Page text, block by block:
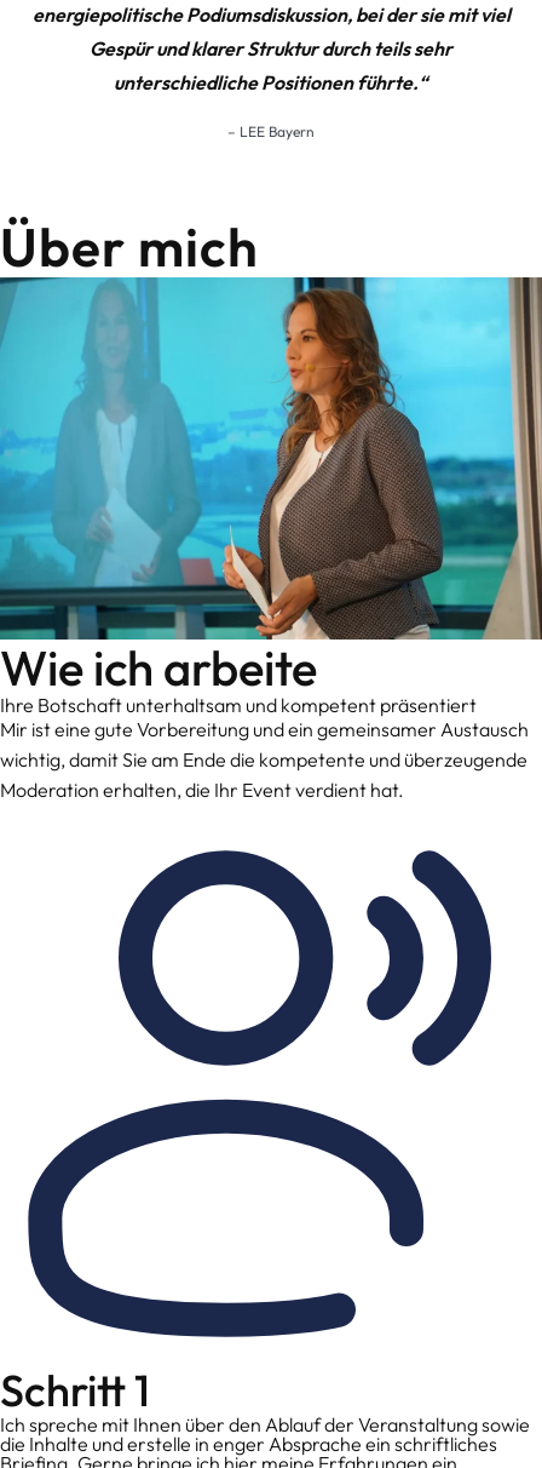
energiepolitische Podiumsdiskussion, bei der sie mit viel
Gespür und klarer Struktur durch teils sehr
unterschiedliche Positionen führte.“
– LEE Bayern
Über mich
Wie ich arbeite
Ihre Botschaft unterhaltsam und kompetent präsentiert
Mir ist eine gute Vorbereitung und ein gemeinsamer Austausch
wichtig, damit Sie am Ende die kompetente und überzeugende
Moderation erhalten, die Ihr Event verdient hat.
Schritt 1
Ich spreche mit Ihnen über den Ablauf der Veranstaltung sowie
die Inhalte und erstelle in enger Absprache ein schriftliches